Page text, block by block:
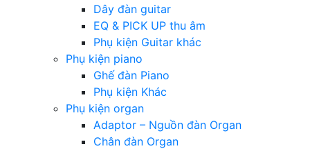
Dây đàn guitar
EQ & PICK UP thu âm
Phụ kiện Guitar khác
Phụ kiện piano
Ghế đàn Piano
Phụ kiện Khác
Phụ kiện organ
Adaptor – Nguồn đàn Organ
Chân đàn Organ